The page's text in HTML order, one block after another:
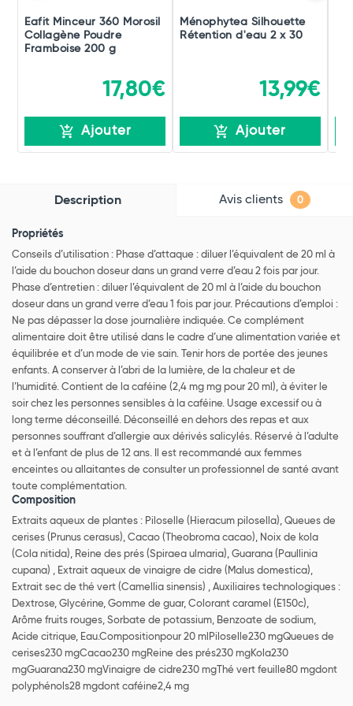
Eafit Minceur 360 Morosil
Collagène Poudre
Framboise 200 g
17,80€
Ajouter
Ménophytea Silhouette
Rétention d'eau 2 x 30
13,99€
Ajouter
Description Avis clients 0
Propriétés
Conseils d’utilisation : Phase d’attaque : diluer l’équivalent de 20 ml à
l’aide du bouchon doseur dans un grand verre d’eau 2 fois par jour.
Phase d’entretien : diluer l’équivalent de 20 ml à l’aide du bouchon
doseur dans un grand verre d’eau 1 fois par jour. Précautions d’emploi :
Ne pas dépasser la dose journalière indiquée. Ce complément
alimentaire doit être utilisé dans le cadre d’une alimentation variée et
équilibrée et d’un mode de vie sain. Tenir hors de portée des jeunes
enfants. A conserver à l’abri de la lumière, de la chaleur et de
l’humidité. Contient de la caféine (2,4 mg mg pour 20 ml), à éviter le
soir chez les personnes sensibles à la caféine. Usage excessif ou à
long terme déconseillé. Déconseillé en dehors des repas et aux
personnes souffrant d’allergie aux dérivés salicylés. Réservé à l’adulte
et à l’enfant de plus de 12 ans. Il est recommandé aux femmes
enceintes ou allaitantes de consulter un professionnel de santé avant
toute complémentation.
Composition
Extraits aqueux de plantes : Piloselle (Hieracum pilosella), Queues de
cerises (Prunus cerasus), Cacao (Theobroma cacao), Noix de kola
(Cola nitida), Reine des prés (Spiraea ulmaria), Guarana (Paullinia
cupana) , Extrait aqueux de vinaigre de cidre (Malus domestica),
Extrait sec de thé vert (Camellia sinensis) , Auxiliaires technologiques :
Dextrose, Glycérine, Gomme de guar, Colorant caramel (E150c),
Arôme fruits rouges, Sorbate de potassium, Benzoate de sodium,
Acide citrique, Eau.Compositionpour 20 mlPiloselle230 mgQueues de
cerises230 mgCacao230 mgReine des prés230 mgKola230
mgGuarana230 mgVinaigre de cidre230 mgThé vert feuille80 mgdont
polyphénols28 mgdont caféine2,4 mg